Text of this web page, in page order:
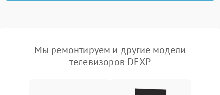
Мы ремонтируем и другие модели
телевизоров DEXP